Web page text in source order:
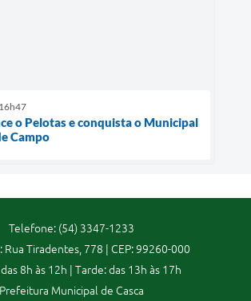
o Pelotas e conquista o Municipal
Campo
Telefone: (54) 3347-1233
Rua Tiradentes, 778 | CEP: 99260-000
8h às 12h | Tarde: das 13h às 17h
Prefeitura Municipal de Casca